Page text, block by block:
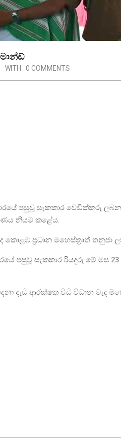
WITH: 0 COMMENTS
පසුවූ සැකකාර වෙඩික්කරු ලබන
නියම කළේය.
ප්‍රධාන මහෙස්ත්‍රාත් තනුජා
පසුවූ සැකකාර රියදුරු මේ මස
දැඩි ආරක්ෂක විධි විධාන මැද